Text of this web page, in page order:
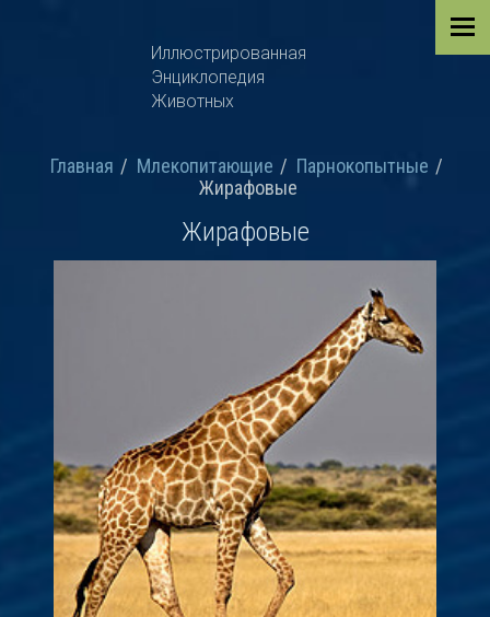
Иллюстрированная
Энциклопедия
Животных
Главная Млекопитающие
Парнокопытные
Жирафовые
Жирафовые